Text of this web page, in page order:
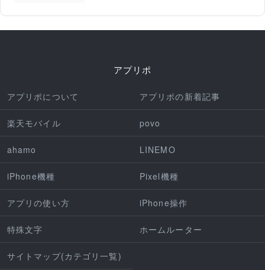
アプリポ
アプリポについて アプリポの新着記事
楽天モバイル povo
ahamo LINEMO
iPhone機種 Pixel機種
アプリの使い方 iPhone操作
特殊文字 ホームルーター
サイトマップ(カテゴリ一覧)